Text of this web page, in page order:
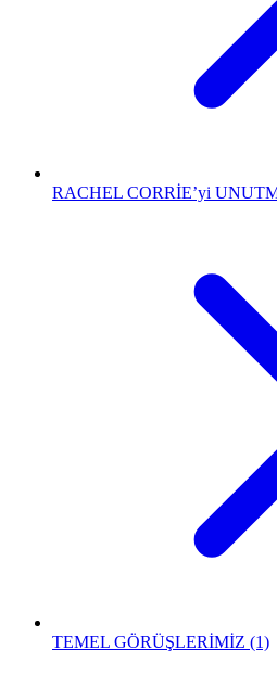
RACHEL CORRİE’yi
TEMEL GÖRÜŞLERİMİZ (1)